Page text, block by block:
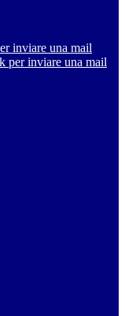
inviare una mail
per inviare una mail